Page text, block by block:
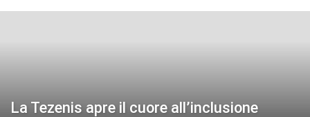
La Tezenis apre il cuore all’inclusione